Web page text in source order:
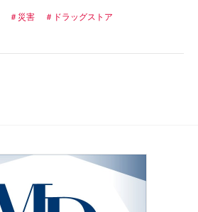
災害
ドラッグストア